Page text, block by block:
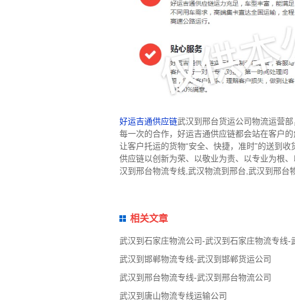
好运吉通供应链武汉到邢台货运公司物流运营
每一次的合作，好运吉通供应链都会站在客户
让客户托运的货物“安全、快捷，准时”的送到
供应链以创新为荣、以敬业为责、以专业为根
汉到邢台物流专线,武汉物流到邢台,武汉到邢台
相关文章
武汉到石家庄物流公司-武汉到石家庄物流专线-
武汉到邯郸物流专线-武汉到邯郸货运公司
武汉到邢台物流专线-武汉到邢台物流公司
武汉到唐山物流专线运输公司